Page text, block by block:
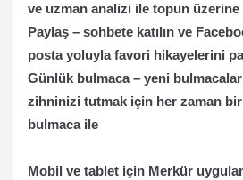
ve uzman analizi ile topun üzerine
Paylaş – sohbete katılın ve
posta yoluyla favori hikayelerini
Günlük bulmaca – yeni
zihninizi tutmak için her zaman
bulmaca ile
Mobil ve tablet için Merkür